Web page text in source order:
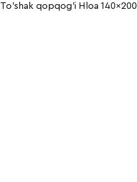
To'shak qopqog'i Hloa 140x200